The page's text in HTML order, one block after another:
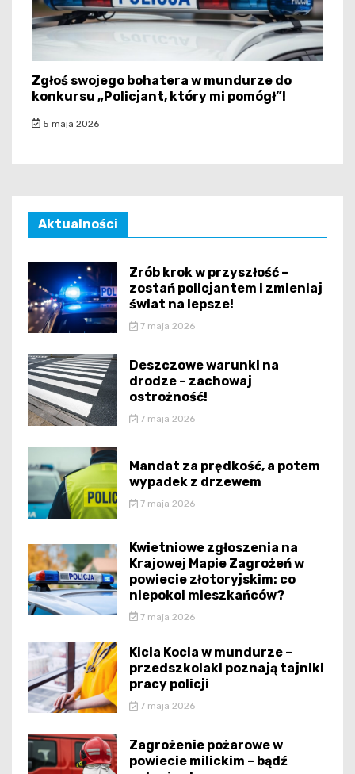
Zgłoś swojego bohatera w mundurze do
konkursu „Policjant, który mi pomógł”!
5 maja 2026
Aktualności
Zrób krok w przyszłość –
zostań policjantem i zmieniaj
świat na lepsze!
7 maja 2026
Deszczowe warunki na
drodze – zachowaj
ostrożność!
7 maja 2026
Mandat za prędkość, a potem
wypadek z drzewem
7 maja 2026
Kwietniowe zgłoszenia na
Krajowej Mapie Zagrożeń w
powiecie złotoryjskim: co
niepokoi mieszkańców?
7 maja 2026
Kicia Kocia w mundurze –
przedszkolaki poznają tajniki
pracy policji
7 maja 2026
Zagrożenie pożarowe w
powiecie milickim – bądź